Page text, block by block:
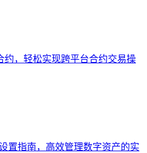
约，轻松实现跨平台合约交易操
置指南，高效管理数字资产的实